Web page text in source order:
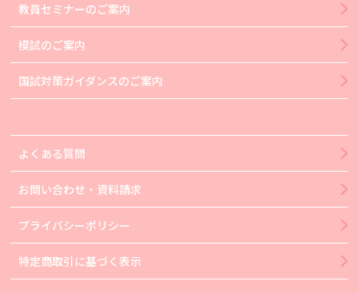
教員セミナーのご案内
模試のご案内
国試対策ガイダンスのご案内
よくある質問
お問い合わせ・資料請求
プライバシーポリシー
特定商取引に基づく表示